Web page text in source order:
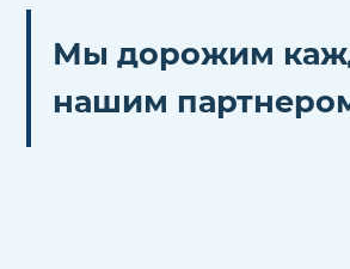
Мы дорожим
нашим